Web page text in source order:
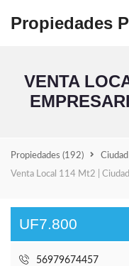
Propiedades
VENTA
Propiedades (192)
Venta Local 114 Mt2 |
UF7.800
56979674457